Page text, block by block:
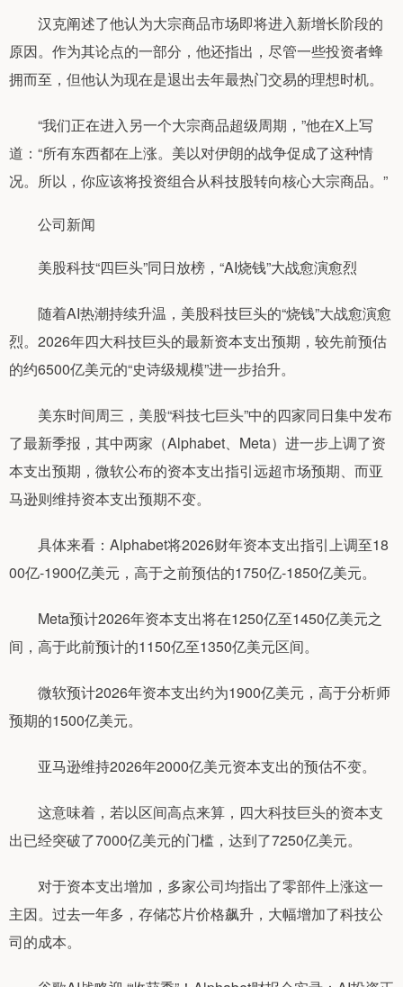
汉克阐述了他认为大宗商品市场即将进入新增长阶段的
原因。作为其论点的一部分，他还指出，尽管一些投资者蜂
拥而至，但他认为现在是退出去年最热门交易的理想时机。
“我们正在进入另一个大宗商品超级周期，”他在X上写
道：“所有东西都在上涨。美以对伊朗的战争促成了这种情
况。所以，你应该将投资组合从科技股转向核心大宗商品。”
公司新闻
美股科技“四巨头”同日放榜，“AI烧钱”大战愈演愈烈
随着AI热潮持续升温，美股科技巨头的“烧钱”大战愈演愈
烈。2026年四大科技巨头的最新资本支出预期，较先前预估
的约6500亿美元的“史诗级规模”进一步抬升。
美东时间周三，美股“科技七巨头”中的四家同日集中发布
了最新季报，其中两家（Alphabet、Meta）进一步上调了资
本支出预期，微软公布的资本支出指引远超市场预期、而亚
马逊则维持资本支出预期不变。
具体来看：Alphabet将2026财年资本支出指引上调至18
00亿-1900亿美元，高于之前预估的1750亿-1850亿美元。
Meta预计2026年资本支出将在1250亿至1450亿美元之
间，高于此前预计的1150亿至1350亿美元区间。
微软预计2026年资本支出约为1900亿美元，高于分析师
预期的1500亿美元。
亚马逊维持2026年2000亿美元资本支出的预估不变。
这意味着，若以区间高点来算，四大科技巨头的资本支
出已经突破了7000亿美元的门槛，达到了7250亿美元。
对于资本支出增加，多家公司均指出了零部件上涨这一
主因。过去一年多，存储芯片价格飙升，大幅增加了科技公
司的成本。